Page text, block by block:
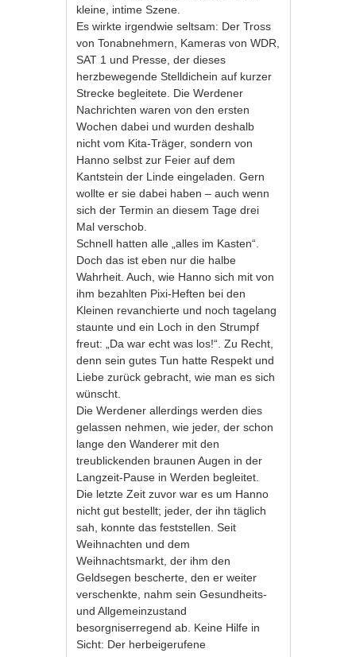
kleine, intime Szene.
Es wirkte irgendwie seltsam: Der Tross
von Tonabnehmern, Kameras von WDR,
SAT 1 und Presse, der dieses
herzbewegende Stelldichein auf kurzer
Strecke begleitete. Die Werdener
Nachrichten waren von den ersten
Wochen dabei und wurden deshalb
nicht vom Kita-Träger, sondern von
Hanno selbst zur Feier auf dem
Kantstein der Linde eingeladen. Gern
wollte er sie dabei haben – auch wenn
sich der Termin an diesem Tage drei
Mal verschob.
Schnell hatten alle „alles im Kasten“.
Doch das ist eben nur die halbe
Wahrheit. Auch, wie Hanno sich mit von
ihm bezahlten Pixi-Heften bei den
Kleinen revanchierte und noch tagelang
staunte und ein Loch in den Strumpf
freut: „Da war echt was los!“. Zu Recht,
denn sein gutes Tun hatte Respekt und
Liebe zurück gebracht, wie man es sich
wünscht.
Die Werdener allerdings werden dies
gelassen nehmen, wie jeder, der schon
lange den Wanderer mit den
treublickenden braunen Augen in der
Langzeit-Pause in Werden begleitet.
Die letzte Zeit zuvor war es um Hanno
nicht gut bestellt; jeder, der ihn täglich
sah, konnte das feststellen. Seit
Weihnachten und dem
Weihnachtsmarkt, der ihm den
Geldsegen bescherte, den er weiter
verschenkte, nahm sein Gesundheits-
und Allgemeinzustand
besorgniserregend ab. Keine Hilfe in
Sicht: Der herbeigerufene